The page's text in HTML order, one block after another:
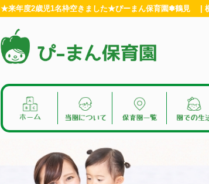
★来年度2歳児1名枠空きました★ぴーまん保育園✽鶴見 |